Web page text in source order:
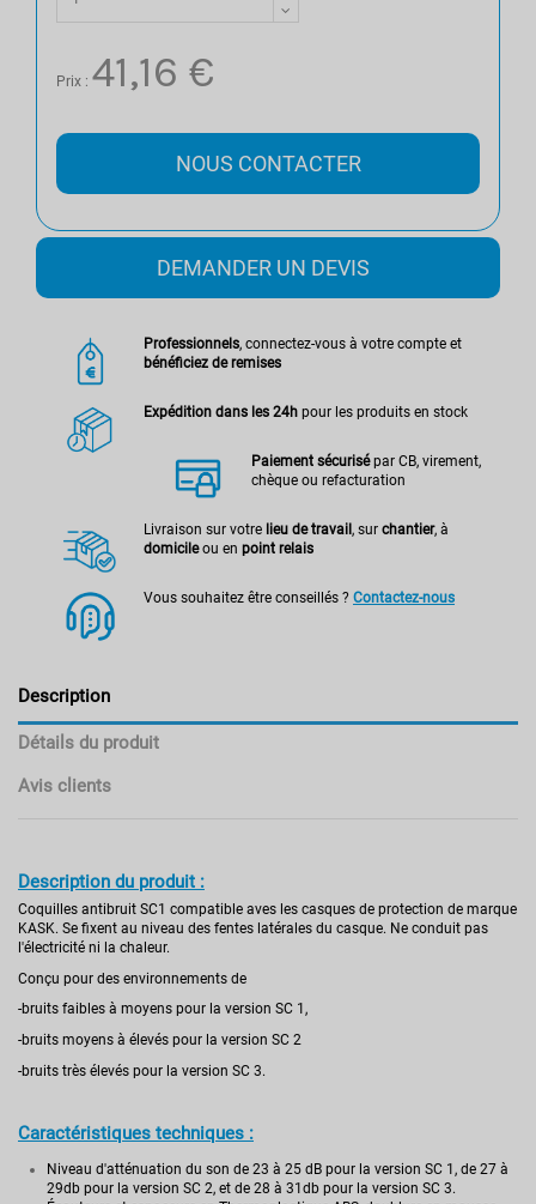
Prix : 41,16 €
NOUS CONTACTER
DEMANDER UN DEVIS
Professionnels, connectez-vous à votre compte et
bénéficiez de remises
Expédition dans les 24h pour les produits en stock
Paiement sécurisépar CB, virement,
chèque ou refacturation
Livraison sur votre lieu de travail, sur chantier, à
domicileou en point relais
Vous souhaitez être conseillés ? Contactez-nous
Description
Détails du produit
Avis clients
Description du produit :
Coquilles antibruit SC1 compatible aves les casques de protection de marque
KASK. Se fixent au niveau des fentes latérales du casque. Ne conduit pas
l'électricité ni la chaleur.
Conçu pour des environnements de
-bruits faibles à moyens pour la version SC 1,
-bruits moyens à élevés pour la version SC 2
-bruits très élevés pour la version SC 3.
Caractéristiques techniques :
Niveau d'atténuation du son de 23 à 25 dB pour la version SC 1, de 27 à
29db pour la version SC 2, et de 28 à 31db pour la version SC 3.